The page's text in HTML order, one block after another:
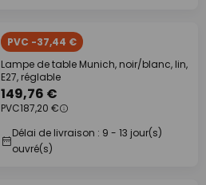
PVC -37,44 €
Lampe de table Munich, noir/blanc, lin,
E27, réglable
149,76 €
PVC187,20 €
Délai de livraison : 9 - 13 jour(s)
ouvré(s)